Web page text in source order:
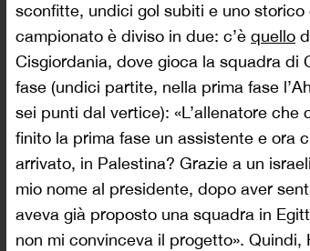
sconfitte, undici gol subiti e uno
campionato è diviso in due: c’è quello
Cisgiordania, dove gioca la squadra di
fase (undici partite, nella prima fase
sei punti dal vertice): «L’allenatore che
finito la prima fase un assistente e ora
arrivato, in Palestina? Grazie a un
mio nome al presidente, dopo aver
aveva già proposto una squadra in
non mi convinceva il progetto».